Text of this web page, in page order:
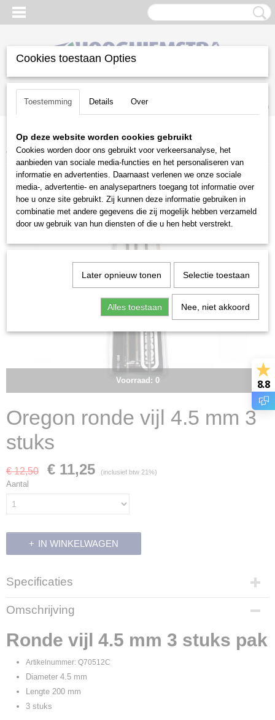
Inloggen Registreren
(0)
Home >Snoeien en Zagen> Kettingzagen | toebehoren
vijlsets>Oregon>Oregon ronde vijl 4.5 mm 3 stuks
Voorraad: 0
Oregon ronde vijl 4.5 mm 3
stuks
€ 12,50 € 11,25 (inclusief btw 21%)
Aantal
IN WINKELWAGEN
Specificaties
Productcode leverancier
Q70512C
Omschrijving
Ronde vijl 4.5 mm 3 stuks pak
Artikelnummer: Q70512C
Diameter 4.5 mm
Lengte 200 mm
3 stuks
8.8
Cookies toestaan Opties
Toestemming Details Over
Op deze website worden cookies gebruikt
Cookies worden door ons gebruikt voor verkeersanalyse, het
aanbieden van sociale media-functies en het personaliseren van
informatie en advertenties. Daarnaast verlenen we onze sociale
media-, advertentie- en analysepartners toegang tot informatie over
hoe u onze site gebruikt. Zij kunnen deze informatie gebruiken in
combinatie met andere gegevens die zij mogelijk hebben verzameld
door uw gebruik van hun diensten of die u hen hebt verstrekt.
Later opnieuw tonen Selectie toestaan
Alles toestaan Nee, niet akkoord